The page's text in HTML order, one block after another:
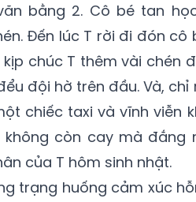
bằng 2. Cô bé tan
Đến lúc T rời đi đón
chúc T thêm vài chén
đội hờ trên đầu. Và,
chiếc taxi và vĩnh viễn
không còn cay mà
của T hôm sinh nhật.
trạng huống cảm xúc